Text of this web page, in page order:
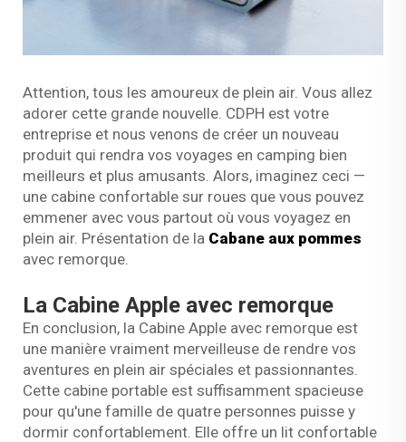
Attention, tous les amoureux de plein air. Vous allez
adorer cette grande nouvelle. CDPH est votre
entreprise et nous venons de créer un nouveau
produit qui rendra vos voyages en camping bien
meilleurs et plus amusants. Alors, imaginez ceci —
une cabine confortable sur roues que vous pouvez
emmener avec vous partout où vous voyagez en
plein air. Présentation de la Cabane aux pommes
avec remorque.
La Cabine Apple avec remorque
En conclusion, la Cabine Apple avec remorque est
une manière vraiment merveilleuse de rendre vos
aventures en plein air spéciales et passionnantes.
Cette cabine portable est suffisamment spacieuse
pour qu'une famille de quatre personnes puisse y
dormir confortablement. Elle offre un lit confortable